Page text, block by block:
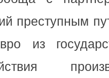
преступным
из